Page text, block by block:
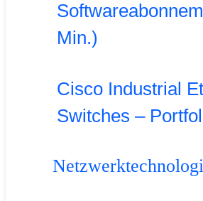
Min.)
Cisco Industrial
Switches –